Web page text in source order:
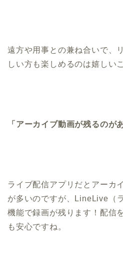
遠方や用事との兼ね合いで、
しい方も楽しめるのは嬉しい
「アーカイブ動画が残るのが
ライブ配信アプリだとアーカ
が多いのですが、LineLive（
機能で録画が残ります！配信
も安心ですね。